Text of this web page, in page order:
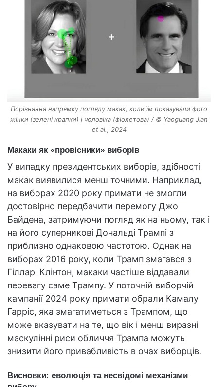
Порівняння напрямку погляду макак, коли їм показували фото
жінки (зелені крапки) і чоловіка (фіолетова) / © Yaoguang Jian
et al., 2024
Макаки як «провісники» виборів
У випадку президентських виборів, здібності
макак виявилися менш точними. Наприклад,
на виборах 2020 року примати не змогли
достовірно передбачити перемогу Джо
Байдена, затримуючи погляд як на ньому, так і
на його суперникові Дональді Трампі з
приблизно однаковою частотою. Однак на
виборах 2016 року, коли Трамп змагався з
Гілларі Клінтон, макаки частіше віддавали
перевагу саме Трампу. У поточній виборчій
кампанії 2024 року примати обрали Камалу
Гарріс, яка змагатиметься з Трампом, що
може вказувати на те, що вік і менш виразні
маскулінні риси обличчя Трампа можуть
знизити його привабливість в очах виборців.
Висновки: еволюція та несвідомі механізми